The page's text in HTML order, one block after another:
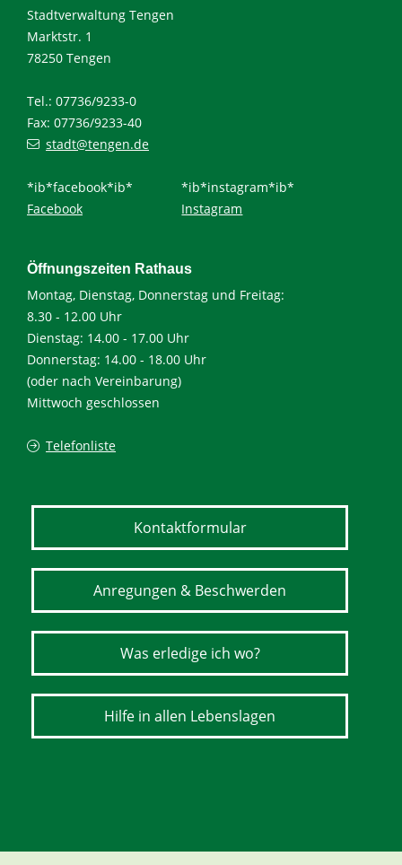
Stadtverwaltung Tengen
Marktstr. 1
78250 Tengen
Tel.: 07736/9233-0
Fax: 07736/9233-40
stadt@tengen.de
*ib*facebook*ib*
Facebook
*ib*instagram*ib*
Instagram
Öffnungszeiten Rathaus
Montag, Dienstag, Donnerstag und Freitag:
8.30 - 12.00 Uhr
Dienstag: 14.00 - 17.00 Uhr
Donnerstag: 14.00 - 18.00 Uhr
(oder nach Vereinbarung)
Mittwoch geschlossen
Telefonliste
Kontaktformular
Anregungen & Beschwerden
Was erledige ich wo?
Hilfe in allen Lebenslagen